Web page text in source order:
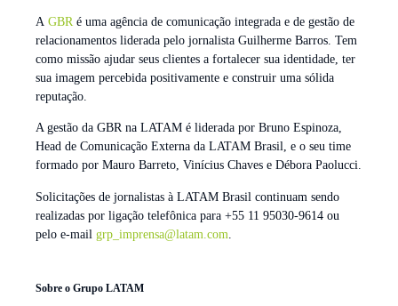
A GBRé uma agência de comunicação integrada e de gestão de
relacionamentos liderada pelo jornalista Guilherme Barros. Tem
como missão ajudar seus clientes a fortalecer sua identidade, ter
sua imagem percebida positivamente e construir uma sólida
reputação.
A gestão da GBR na LATAM é liderada por Bruno Espinoza,
Head de Comunicação Externa da LATAM Brasil, e o seu time
formado por Mauro Barreto, Vinícius Chaves e Débora Paolucci.
Solicitações de jornalistas à LATAM Brasil continuam sendo
realizadas por ligação telefônica para +55 11 95030-9614 ou
pelo e-mail grp_imprensa@latam.com
Sobre o Grupo LATAM